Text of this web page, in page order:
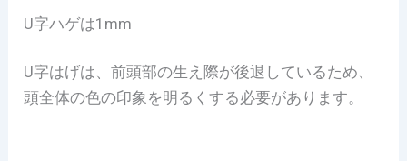
U字ハゲは1mm
U字はげは、前頭部の生え際が後退しているため、
頭全体の色の印象を明るくする必要があります。